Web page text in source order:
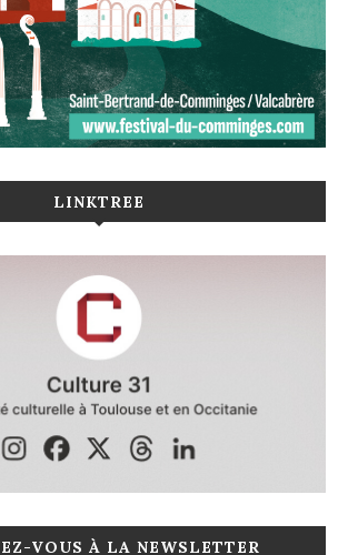
LINKTREE
VOUS À LA NEWSLETTER